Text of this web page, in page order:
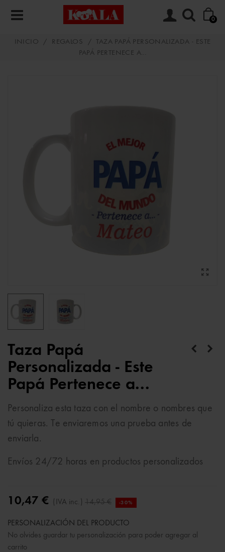
0
INICIO / REGALOS /
TAZA PAPÁ PERSONALIZADA - ESTE
PAPÁ PERTENECE A...
Taza Papá
Personalizada - Este
Papá Pertenece a...
Personaliza esta taza con el nombre o nombres que
tú quieras. Te enviaremos una prueba antes de
enviarla.
Envíos 24/72 horas en productos personalizados
10,47 € (IVA inc.) 14,95 € -30%
PERSONALIZACIÓN DEL PRODUCTO
No olvides guardar tu personalización para poder agregar al
carrito